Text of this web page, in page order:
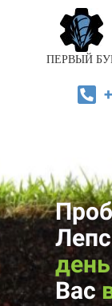
ПЕРВЫЙ
день
Вас